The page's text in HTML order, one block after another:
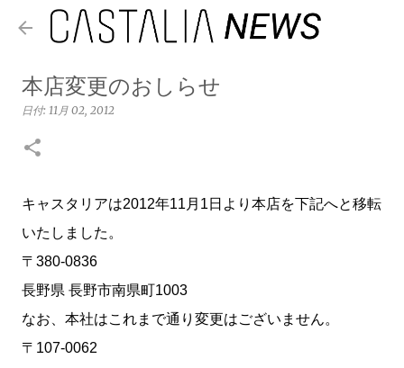
スキップしてメイン コンテンツに移動
本店変更のおしらせ
日付: 11月 02, 2012
キャスタリアは2012年11月1日より本店を下記へと移転
いたしました。
〒380-0836
長野県 長野市南県町1003
なお、本社はこれまで通り変更はございません。
〒107-0062